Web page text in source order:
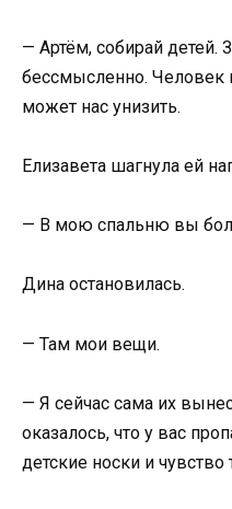
— Артём, собирай детей.
бессмысленно. Человек
может нас унизить.
Елизавета шагнула ей
— В мою спальню вы
Дина остановилась.
— Там мои вещи.
— Я сейчас сама их
оказалось, что у вас
детские носки и чувство